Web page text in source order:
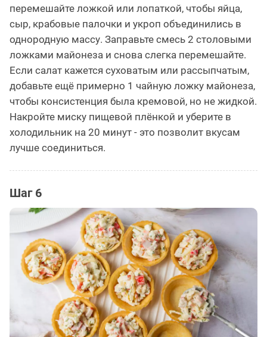
перемешайте ложкой или лопаткой, чтобы яйца,
сыр, крабовые палочки и укроп объединились в
однородную массу. Заправьте смесь 2 столовыми
ложками майонеза и снова слегка перемешайте.
Если салат кажется суховатым или рассыпчатым,
добавьте ещё примерно 1 чайную ложку майонеза,
чтобы консистенция была кремовой, но не жидкой.
Накройте миску пищевой плёнкой и уберите в
холодильник на 20 минут - это позволит вкусам
лучше соединиться.
Шаг 6